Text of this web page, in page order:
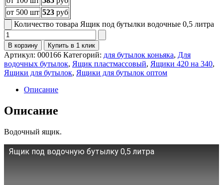
от 500 шт 523 руб
Количество товара Ящик под бутылки водочные 0,5 литра
В корзину Купить в 1 клик
Артикул: 000166 Категорий: для бутылок коньяка, Для
водочных бутылок, Ящик пластмассовый, Ящики 420 на 340,
Ящики для бутылок, Ящики для бутылок оптом
Описание
Описание
Водочный ящик.
Ящик под водочную бутылку 0,5 литра